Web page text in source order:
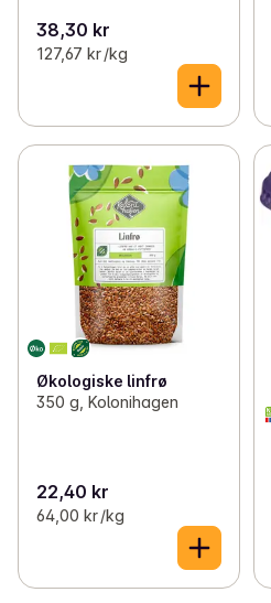
38,30 kr
127,67 kr /kg
Økologiske linfrø
350 g, Kolonihagen
22,40 kr
64,00 kr /kg